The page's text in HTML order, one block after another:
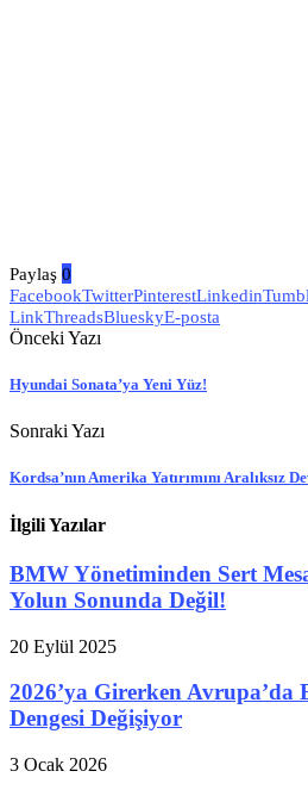
Paylaş 0
FacebookTwitterPinterestLinkedin
LinkThreadsBlueskyE-posta
Önceki Yazı
Hyundai Sonata’ya Yeni Yüz!
Sonraki Yazı
Kordsa’nın Amerika Yatırımını Aralıksız
İlgili Yazılar
BMW Yönetiminden Sert
Yolun Sonunda Değil!
20 Eylül 2025
2026’ya Girerken
Dengesi Değişiyor
3 Ocak 2026